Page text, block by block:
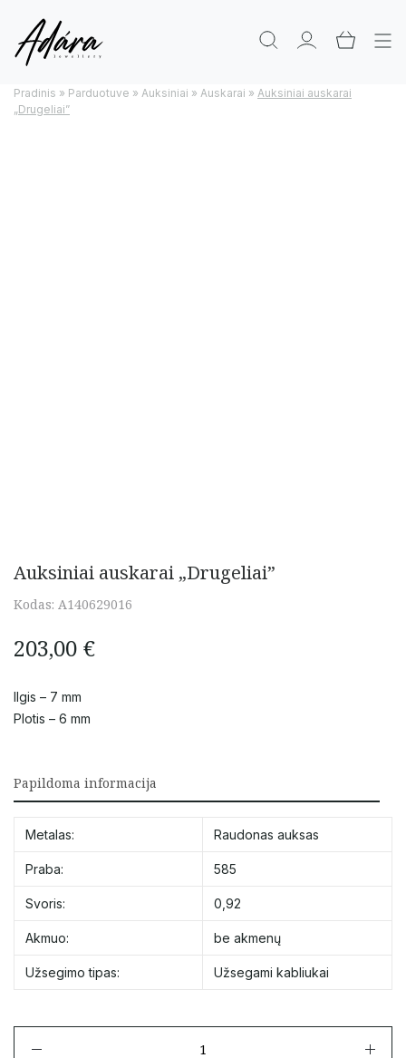
Pradinis » Parduotuve » Auksiniai » Auskarai » Auksiniai auskarai
„Drugeliai”
Auksiniai auskarai „Drugeliai”
Kodas: A140629016
203,00 €
Ilgis – 7 mm
Plotis – 6 mm
Papildoma informacija
Metalas: Raudonas auksas
Praba: 585
Svoris: 0,92
Akmuo: be akmenų
Užsegimo tipas: Užsegami kabliukai